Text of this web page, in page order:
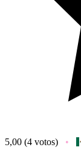
5,00 (4 votos)